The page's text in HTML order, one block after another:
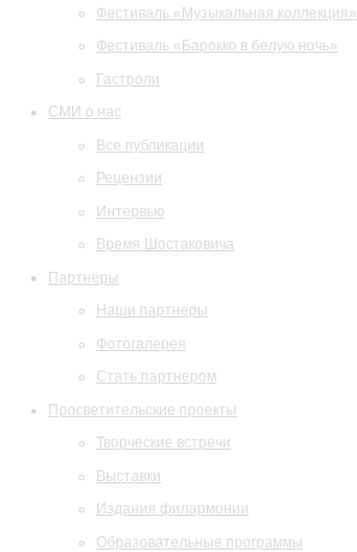
Фестиваль «Музыкальная коллекция»
Фестиваль «Барокко в белую ночь»
Гастроли
СМИ о нас
Все публикации
Рецензии
Интервью
Время Шостаковича
Партнеры
Наши партнеры
Фотогалерея
Стать партнером
Просветительские проекты
Творческие встречи
Выставки
Издания филармонии
Образовательные программы